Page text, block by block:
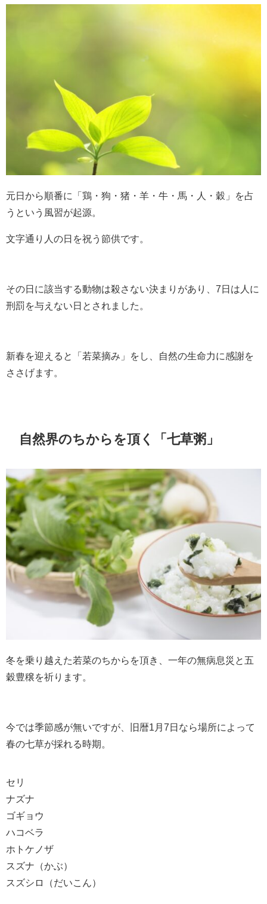
元日から順番に「鶏・狗・猪・羊・牛・馬・人・穀」を占
うという風習が起源。
文字通り人の日を祝う節供です。
その日に該当する動物は殺さない決まりがあり、7日は人に
刑罰を与えない日とされました。
新春を迎えると「若菜摘み」をし、自然の生命力に感謝を
ささげます。
自然界のちからを頂く「七草粥」
冬を乗り越えた若菜のちからを頂き、一年の無病息災と五
穀豊穣を祈ります。
今では季節感が無いですが、旧暦1月7日なら場所によって
春の七草が採れる時期。
セリ
ナズナ
ゴギョウ
ハコベラ
ホトケノザ
スズナ（かぶ）
スズシロ（だいこん）